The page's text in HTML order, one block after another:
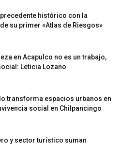
precedente histórico con la
su primer «Atlas de Riesgos»
en Acapulco no es un trabajo,
Leticia Lozano
transforma espacios urbanos en
social en Chilpancingo
y sector turístico suman